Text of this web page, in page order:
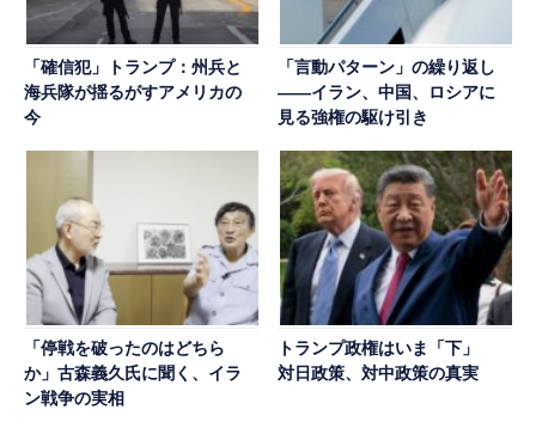
「確信犯」トランプ：州兵と
海兵隊が揺るがすアメリカの
今
「言動パターン」の繰り返し
――イラン、中国、ロシアに
見る強権の駆け引き
「停戦を破ったのはどちら
か」古森義久氏に聞く、イラ
ン戦争の実相
トランプ政権はいま「下」
対日政策、対中政策の真実